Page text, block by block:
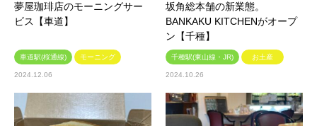
夢屋珈琲店のモーニングサー
ビス【車道】
車道駅(桜通線) モーニング
2024.12.06
坂角総本舗の新業態。
BANKAKU KITCHENがオープ
ン【千種】
千種駅(東山線・JR) お土産
2024.10.26